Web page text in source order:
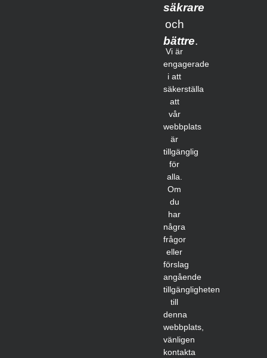
säkrare
och
bättre.
Vi är
engagerade
i att
säkerställa
att
vår
webbplats
är
tillgänglig
för
alla.
Om
du
har
några
frågor
eller
förslag
angående
tillgängligheten
till
denna
webbplats,
vänligen
kontakta